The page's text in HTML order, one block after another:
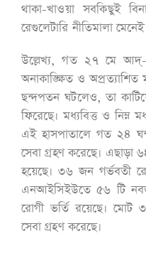
থাকা-খাওয়া সবকিছুই
রেগুলেটারি নীতিমালা
উল্লেখ্য, গত ২৭ মে আদ্-
অনাকাঙ্ক্ষিত ও অপ্রত্যাশিত
ছন্দপতন ঘটলেও, তা
ফিরেছে। মধ্যবিত্ত ও নিম্ন
এই হাসপাতালে গত ২৪
সেবা গ্রহণ করেছে। এছাড়া
হয়েছে। ৩৬ জন গর্ভবতী
এনআইসিইউতে ৫৬ টি
রোগী ভর্তি রয়েছে। মোট
সেবা গ্রহণ করেছে।